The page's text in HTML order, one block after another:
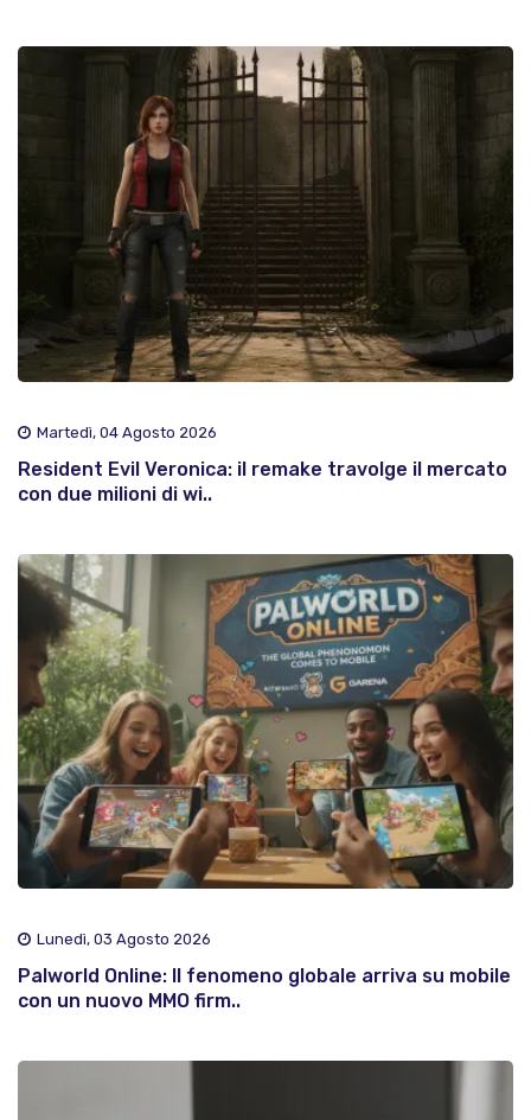
Martedì, 04 Agosto 2026
Resident Evil Veronica: il remake travolge il mercato
con due milioni di wi..
Lunedì, 03 Agosto 2026
Palworld Online: Il fenomeno globale arriva su mobile
con un nuovo MMO firm..